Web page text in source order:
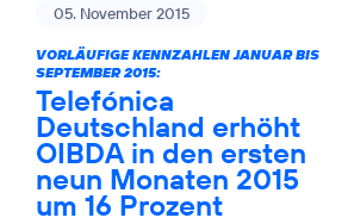
05. November 2015
VORLÄUFIGE KENNZAHLEN JANUAR BIS
SEPTEMBER 2015:
Telefónica
Deutschland erhöht
OIBDA in den ersten
neun Monaten 2015
um 16 Prozent